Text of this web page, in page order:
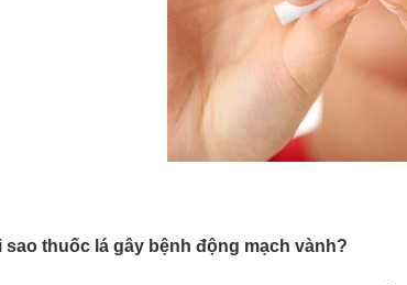
sao thuốc lá gây bệnh động mạch vành?